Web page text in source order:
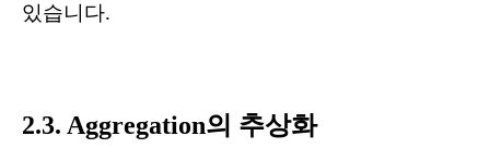
있습니다.
2.3. Aggregation의 추상화